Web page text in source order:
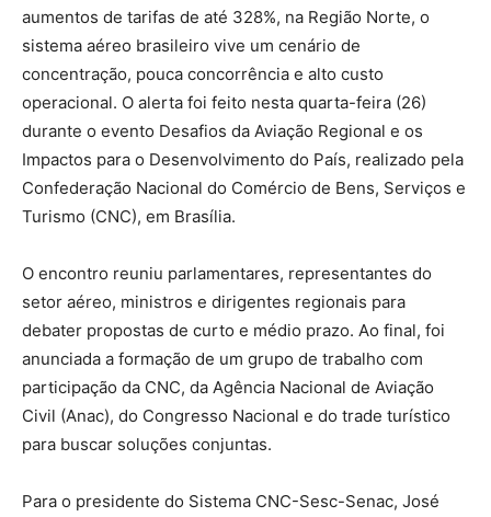
aumentos de tarifas de até 328%, na Região Norte, o
sistema aéreo brasileiro vive um cenário de
concentração, pouca concorrência e alto custo
operacional. O alerta foi feito nesta quarta-feira (26)
durante o evento Desafios da Aviação Regional e os
Impactos para o Desenvolvimento do País, realizado pela
Confederação Nacional do Comércio de Bens, Serviços e
Turismo (CNC), em Brasília.
O encontro reuniu parlamentares, representantes do
setor aéreo, ministros e dirigentes regionais para
debater propostas de curto e médio prazo. Ao final, foi
anunciada a formação de um grupo de trabalho com
participação da CNC, da Agência Nacional de Aviação
Civil (Anac), do Congresso Nacional e do trade turístico
para buscar soluções conjuntas.
Para o presidente do Sistema CNC-Sesc-Senac, José